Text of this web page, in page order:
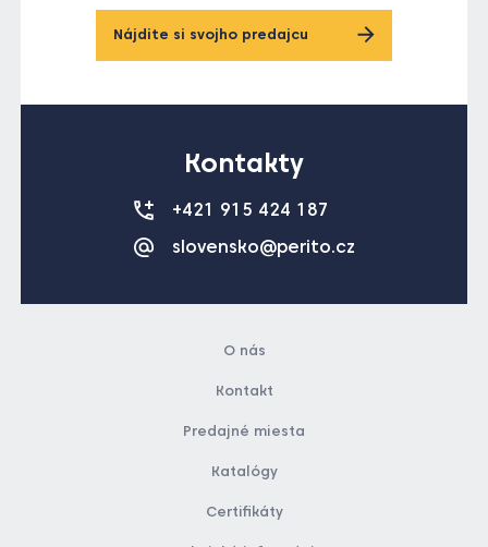
Nájdite si svojho predajcu
Kontakty
+421 915 424 187
slovensko@perito.cz
O nás
Kontakt
Predajné miesta
Katalógy
Certifikáty